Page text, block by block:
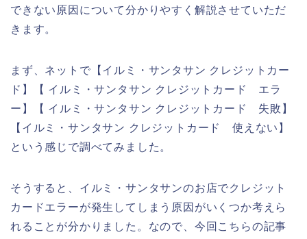
できない原因について分かりやすく解説させていただ
きます。
まず、ネットで【イルミ・サンタサン クレジットカー
ド】【 イルミ・サンタサン クレジットカード エラ
ー】【 イルミ・サンタサン クレジットカード 失敗】
【イルミ・サンタサン クレジットカード 使えない】
という感じで調べてみました。
そうすると、イルミ・サンタサンのお店でクレジット
カードエラーが発生してしまう原因がいくつか考えら
れることが分かりました。なので、今回こちらの記事